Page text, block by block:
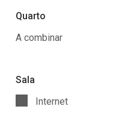
Quarto
A combinar
Sala
Internet